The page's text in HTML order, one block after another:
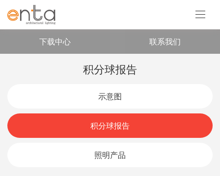
服务支持
下载中心 联系我们
积分球报告
示意图
积分球报告
照明产品